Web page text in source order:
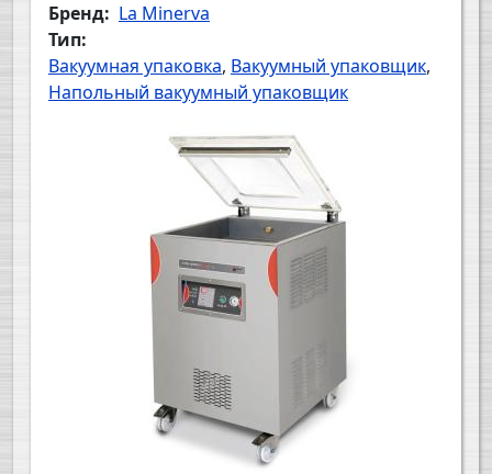
Бренд
La Minerva
Тип
Вакуумная упаковка Вакуумный упаковщик
Напольный вакуумный упаковщик